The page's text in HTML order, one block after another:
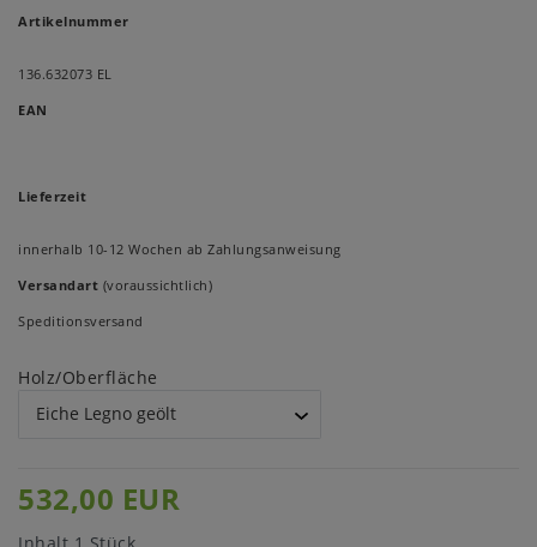
Artikelnummer
136.632073 EL
EAN
Lieferzeit
innerhalb 10-12 Wochen ab Zahlungsanweisung
Versandart (voraussichtlich)
Speditionsversand
Holz/Oberfläche
532,00 EUR
Inhalt 1 Stück